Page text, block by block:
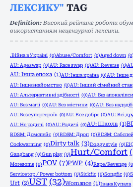
ЛЕКСИКУ" TAG
Definition: Високий рейтинг роботи
використанням нецензурної лексики.
.Війна в Україні (0)Abuse/Comfort (0)Aged down
AU: Age swap (0)AU: Race swap (0)AU: Reverse (0)
AU: Інша епоха (1)AU: Інша країна (0)AU: Інше
AU: Інше знайомство (0)AU: Інший сімейний стан
AU: Альтернативні здібності (0)AU: Без
AU: Без магії (0)AU: Без містики (0)AU: Без
AU: Без супергероїв (0)AU: Все добре (0)AU: Всі
AU: Не родичі (0)AU: Родичі (0)AU: Школа (1)
BDSM: Домспейс (0)BDSM: Дроп (0)BDSM:
Cockwarming (0)Dirty talk (3)Doggy style (0)
Gangbang (0)Gun play (0)Hurt/Comfort
Moresome (0)POV (7)PWP (4)Rape/Revenge
Service top / Power bottom (0)Sickfic (0)Songfic (0)
Urt (2)UST (32)Womance (1)Івана Купала